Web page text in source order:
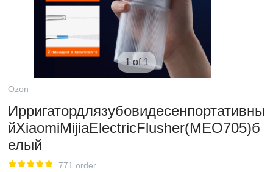
1 of 1
Ozon
Ирригатордлязубовидесенпортативны
йXiaomiMijiaElectricFlusher(MEO705)б
елый
771 order